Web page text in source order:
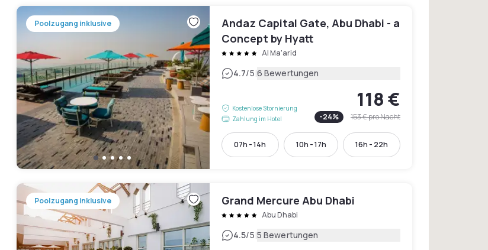
Poolzugang inklusive
Andaz Capital Gate, Abu Dhabi - a
Concept by Hyatt
Al Ma'arid
4.7/5|6 Bewertungen
Kostenlose Stornierung
Zahlung im Hotel
118 €
-24% 153 €pro Nacht
07h - 14h 10h - 17h 16h - 22h
Poolzugang inklusive Grand Mercure Abu Dhabi
Abu Dhabi
4.5/5|5 Bewertungen